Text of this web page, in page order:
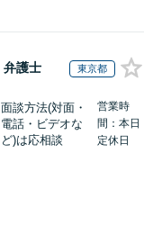
弁護士 東京都
面談方法(対面・
電話・ビデオな
ど)は応相談
営業時
間：本日
定休日